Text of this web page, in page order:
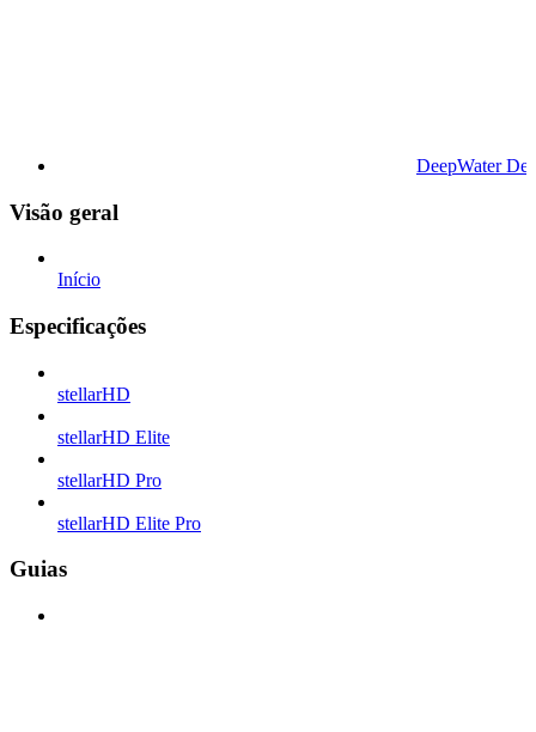
DeepWater
Visão geral
Início
Especificações
stellarHD
stellarHD Elite
stellarHD Pro
stellarHD Elite Pro
Guias